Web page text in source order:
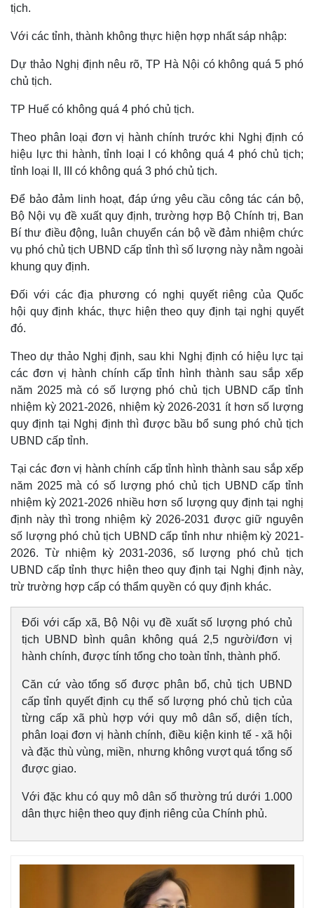
Kinh tế
Bất động sản
Khởi nghiệp
Thị trường
Giá vàng
Tiêu dùng
Tỷ giá
Chứng khoán
Giá cà phê
tịch.
Với các tỉnh, thành không thực hiện hợp nhất sáp nhập:
Dự thảo Nghị định nêu rõ, TP Hà Nội có không quá 5 phó
chủ tịch.
TP Huế có không quá 4 phó chủ tịch.
Theo phân loại đơn vị hành chính trước khi Nghị định có
hiệu lực thi hành, tỉnh loại I có không quá 4 phó chủ tịch;
tỉnh loại II, III có không quá 3 phó chủ tịch.
Để bảo đảm linh hoạt, đáp ứng yêu cầu công tác cán bộ,
Bộ Nội vụ đề xuất quy định, trường hợp Bộ Chính trị, Ban
Bí thư điều động, luân chuyển cán bộ về đảm nhiệm chức
vụ phó chủ tịch UBND cấp tỉnh thì số lượng này nằm ngoài
khung quy định.
Đối với các địa phương có nghị quyết riêng của Quốc
hội quy định khác, thực hiện theo quy định tại nghị quyết
đó.
Theo dự thảo Nghị định, sau khi Nghị định có hiệu lực tại
các đơn vị hành chính cấp tỉnh hình thành sau sắp xếp
năm 2025 mà có số lượng phó chủ tịch UBND cấp tỉnh
nhiệm kỳ 2021-2026, nhiệm kỳ 2026-2031 ít hơn số lượng
quy định tại Nghị định thì được bầu bổ sung phó chủ tịch
UBND cấp tỉnh.
Tại các đơn vị hành chính cấp tỉnh hình thành sau sắp xếp
năm 2025 mà có số lượng phó chủ tịch UBND cấp tỉnh
nhiệm kỳ 2021-2026 nhiều hơn số lượng quy định tại nghị
định này thì trong nhiệm kỳ 2026-2031 được giữ nguyên
số lượng phó chủ tịch UBND cấp tỉnh như nhiệm kỳ 2021-
2026. Từ nhiệm kỳ 2031-2036, số lượng phó chủ tịch
UBND cấp tỉnh thực hiện theo quy định tại Nghị định này,
trừ trường hợp cấp có thẩm quyền có quy định khác.
Đối với cấp xã, Bộ Nội vụ đề xuất số lượng phó chủ
tịch UBND bình quân không quá 2,5 người/đơn vị
hành chính, được tính tổng cho toàn tỉnh, thành phố.
Căn cứ vào tổng số được phân bổ, chủ tịch UBND
cấp tỉnh quyết định cụ thể số lượng phó chủ tịch của
từng cấp xã phù hợp với quy mô dân số, diện tích,
phân loại đơn vị hành chính, điều kiện kinh tế - xã hội
và đặc thù vùng, miền, nhưng không vượt quá tổng số
được giao.
Với đặc khu có quy mô dân số thường trú dưới 1.000
dân thực hiện theo quy định riêng của Chính phủ.